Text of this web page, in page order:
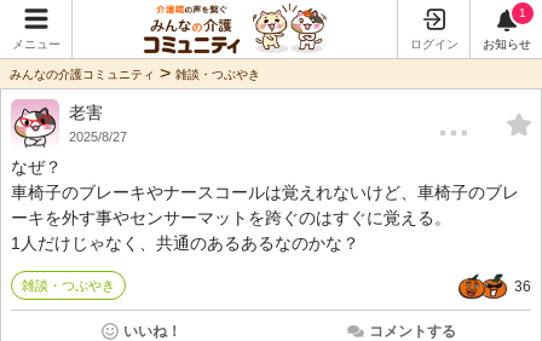
メニュー ログイン
1
お知らせ
みんなの介護コミュニティ > 雑談・つぶやき
老害
2025/8/27 …
なぜ？
車椅子のブレーキやナースコールは覚えれないけど、車椅子のブレ
ーキを外す事やセンサーマットを跨ぐのはすぐに覚える。
1人だけじゃなく、共通のあるあるなのかな？
雑談・つぶやき 36
いいね！ コメントする